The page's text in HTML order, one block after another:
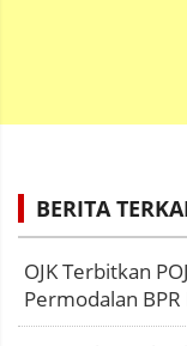
BERITA
OJK Terbitkan
Permodalan